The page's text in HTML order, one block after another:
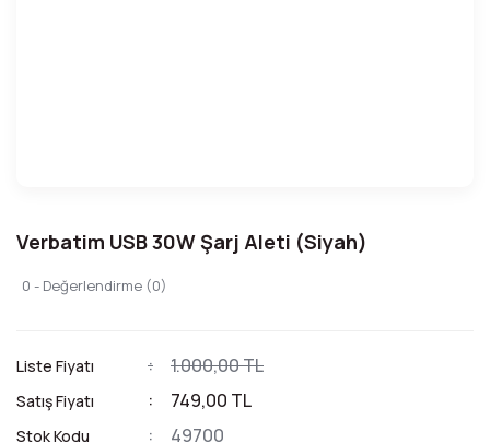
Verbatim USB 30W Şarj Aleti (Siyah)
0 - Değerlendirme (0)
Liste Fiyatı 1.000,00 TL
Satış Fiyatı 749,00 TL
Stok Kodu 49700